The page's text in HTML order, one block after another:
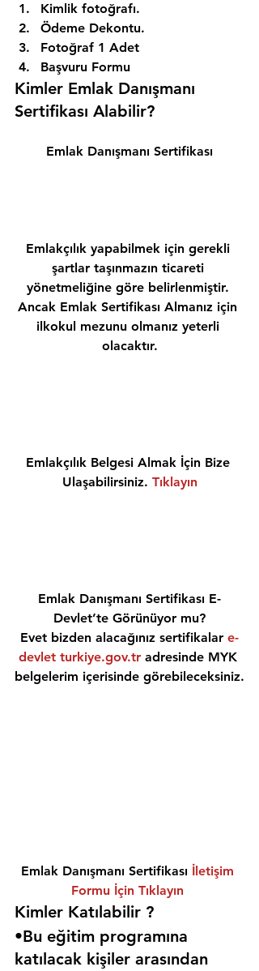
Kimlik fotoğrafı.
Ödeme Dekontu.
Fotoğraf 1 Adet
Başvuru Formu
Kimler Emlak Danışmanı
Sertifikası Alabilir?
Emlak Danışmanı Sertifikası
Emlakçılık yapabilmek için gerekli
şartlar taşınmazın ticareti
yönetmeliğine göre belirlenmiştir.
Ancak Emlak Sertifikası Almanız için
ilkokul mezunu olmanız yeterli
olacaktır.
Emlakçılık Belgesi Almak İçin Bize
Ulaşabilirsiniz. Tıklayın
Emlak Danışmanı Sertifikası E-
Devlet’te Görünüyor mu?
Evet bizden alacağınız sertifikalar e-
devlet turkiye.gov.tr adresinde MYK
belgelerim içerisinde görebileceksiniz.
Emlak Danışmanı Sertifikası İletişim
Formu İçin Tıklayın
Kimler Katılabilir ?
•Bu eğitim programına
katılacak kişiler arasından